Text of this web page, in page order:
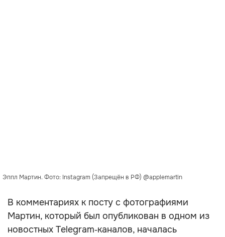
Эппл Мартин. Фото: Instagram (Запрещён в РФ) @applemartin
В комментариях к посту с фотографиями
Мартин, который был опубликован в одном из
новостных Telegram‑каналов, началась